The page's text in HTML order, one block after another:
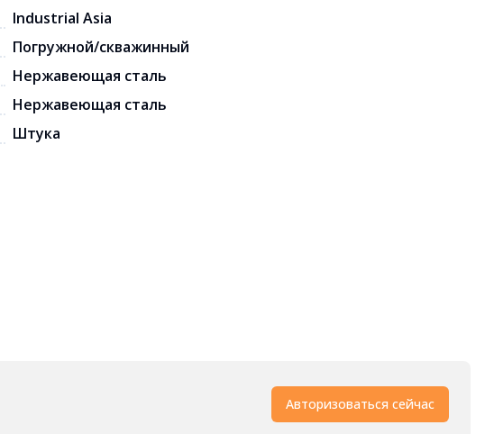
Industrial Asia
Погружной/скважинный
Нержавеющая сталь
Нержавеющая сталь
Штука
Авторизоваться сейчас